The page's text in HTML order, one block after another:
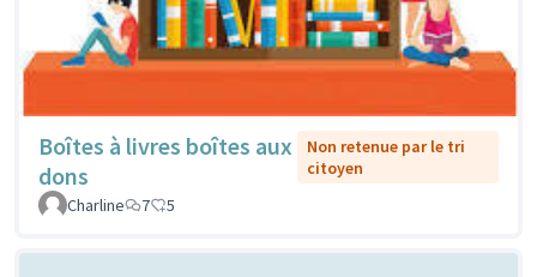
Boîtes à livres boîtes aux
dons
Non retenue par le tri
citoyen
Charline
7 5